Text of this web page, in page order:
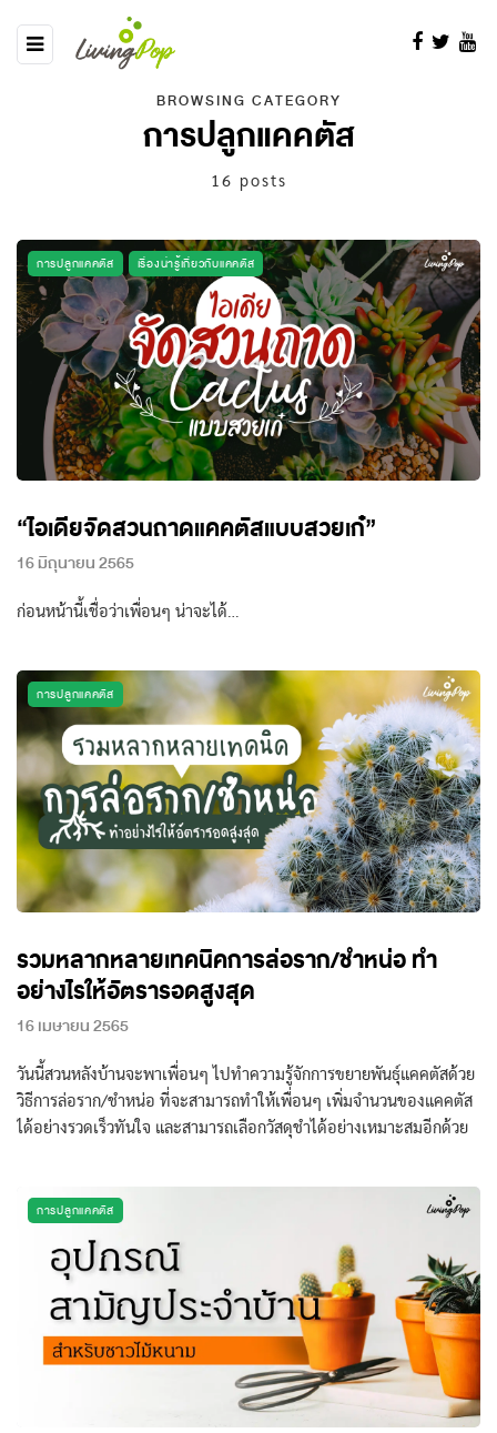
BROWSING CATEGORY
การปลูกแคคตัส
16 posts
การปลูกแคคตัส เรื่องน่ารู้เกี่ยวกับแคคตัส
“ไอเดียจัดสวนถาดแคคตัสแบบสวยเก๋”
16 มิถุนายน 2565
ก่อนหน้านี้เชื่อว่าเพื่อนๆ น่าจะได้…
การปลูกแคคตัส
รวมหลากหลายเทคนิคการล่อราก/ชำหน่อ ทำ
อย่างไรให้อัตรารอดสูงสุด
16 เมษายน 2565
วันนี้สวนหลังบ้านจะพาเพื่อนๆ ไปทำความรู้จักการขยายพันธุ์แคคตัสด้วย
วิธีการล่อราก/ชำหน่อ ที่จะสามารถทำให้เพื่อนๆ เพิ่มจำนวนของแคคตัส
ได้อย่างรวดเร็วทันใจ และสามารถเลือกวัสดุชำได้อย่างเหมาะสมอีกด้วย
การปลูกแคคตัส